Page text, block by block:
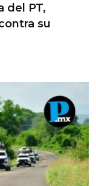
del PT,
su